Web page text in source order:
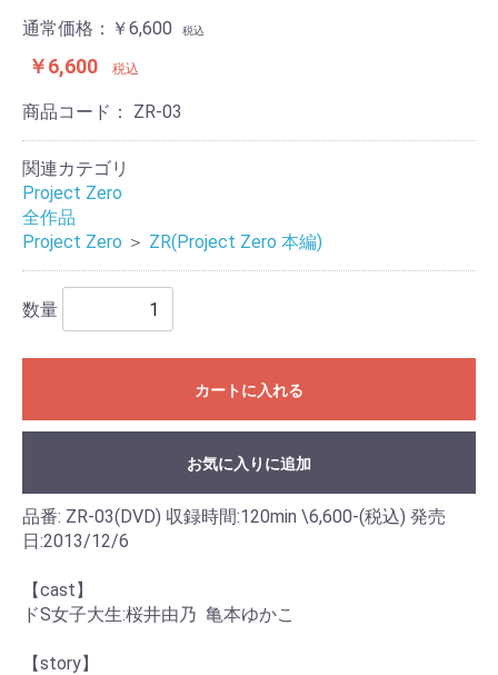
通常価格：￥6,600 税込
￥6,600 税込
商品コード： ZR-03
関連カテゴリ
Project Zero
全作品
Project Zero ＞ ZR(Project Zero 本編)
数量
カートに入れる
お気に入りに追加
品番: ZR-03(DVD) 収録時間:120min \6,600-(税込) 発売
日:2013/12/6
【cast】
ドS女子大生:桜井由乃 亀本ゆかこ
【story】